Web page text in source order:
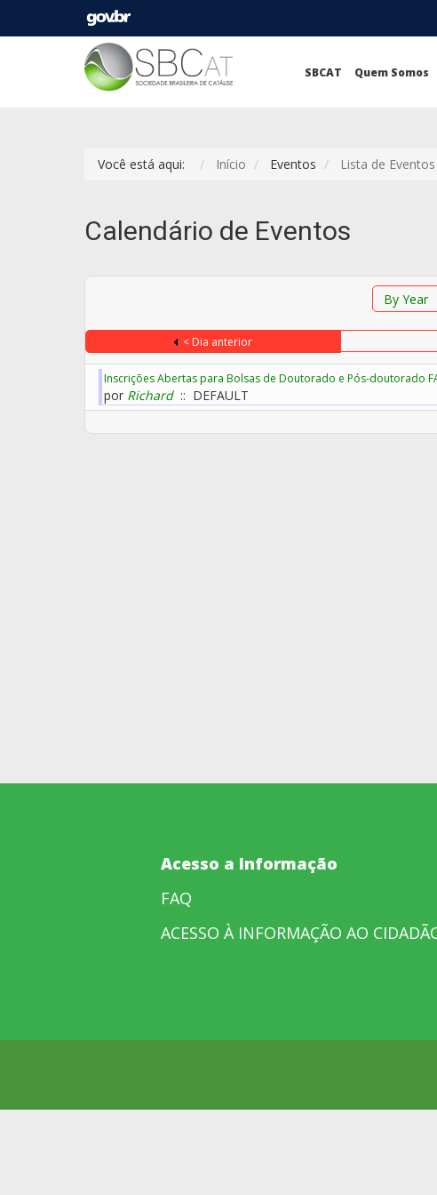
SBCAT Quem Somos
Você está aqui: Início Eventos Lista de Eventos
Calendário de Eventos
By Year
< Dia anterior
Inscrições Abertas para Bolsas de Doutorado e Pós-doutorado
por Richard:: DEFAULT
Acesso a Informação
FAQ
ACESSO À INFORMAÇÃO AO